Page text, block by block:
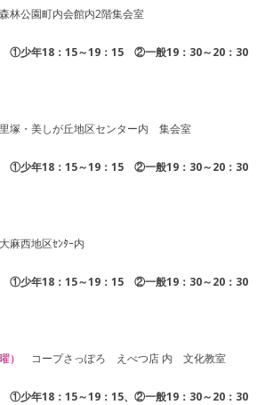
公園町内会館内2階集会室
少年18：15～19：15 ②一般19：30～20：30
・美しが丘地区センター内 集会室
少年18：15～19：15 ②一般19：30～20：30
西地区ｾﾝﾀｰ内
①少年18：15～19：15 ②一般19：30～20：30
） コープさっぽろ えべつ店 内 文化教室
少年18：15～19：15、②一般19：30～20：30